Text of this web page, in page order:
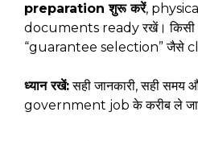
preparation शुरू करें,
documents ready रखें। किसी
“guarantee selection” जैसे
ध्यान रखें:सही जानकारी, सही समय
government job के करीब ले